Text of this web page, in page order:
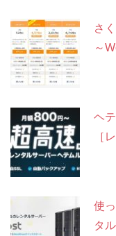
さ
～
ヘ
［
使
タ